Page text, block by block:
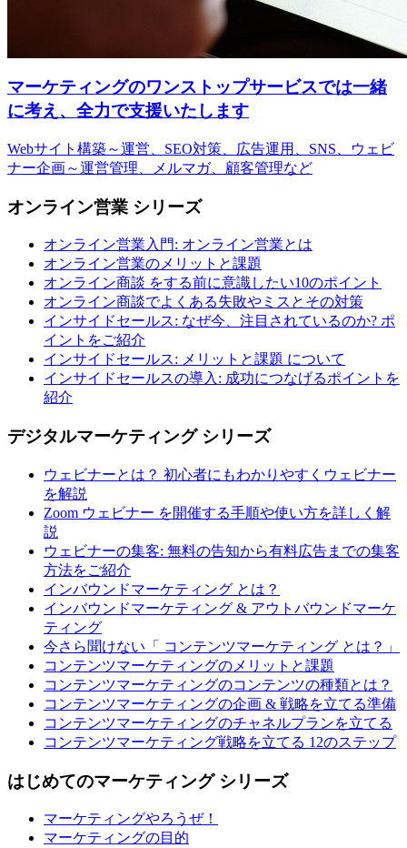
マーケティングのワンストップサービスでは一緒
に考え、全力で支援いたします
Webサイト構築～運営、SEO対策、広告運用、SNS、ウェビ
ナー企画～運営管理、メルマガ、顧客管理など
オンライン営業 シリーズ
オンライン営業入門: オンライン営業とは
オンライン営業のメリットと課題
オンライン商談 をする前に意識したい10のポイント
オンライン商談でよくある失敗やミスとその対策
インサイドセールス: なぜ今、注目されているのか? ポ
イントをご紹介
インサイドセールス: メリットと課題 について
インサイドセールスの導入: 成功につなげるポイントを
紹介
デジタルマーケティング シリーズ
ウェビナーとは？ 初心者にもわかりやすくウェビナー
を解説
Zoom ウェビナー を開催する手順や使い方を詳しく解
説
ウェビナーの集客: 無料の告知から有料広告までの集客
方法をご紹介
インバウンドマーケティング とは？
インバウンドマーケティング & アウトバウンドマーケ
ティング
今さら聞けない「 コンテンツマーケティング とは？」
コンテンツマーケティングのメリットと課題
コンテンツマーケティングのコンテンツの種類とは？
コンテンツマーケティングの企画 & 戦略を立てる準備
コンテンツマーケティングのチャネルプランを立てる
コンテンツマーケティング戦略を立てる 12のステップ
はじめてのマーケティング シリーズ
マーケティングやろうぜ！
マーケティングの目的